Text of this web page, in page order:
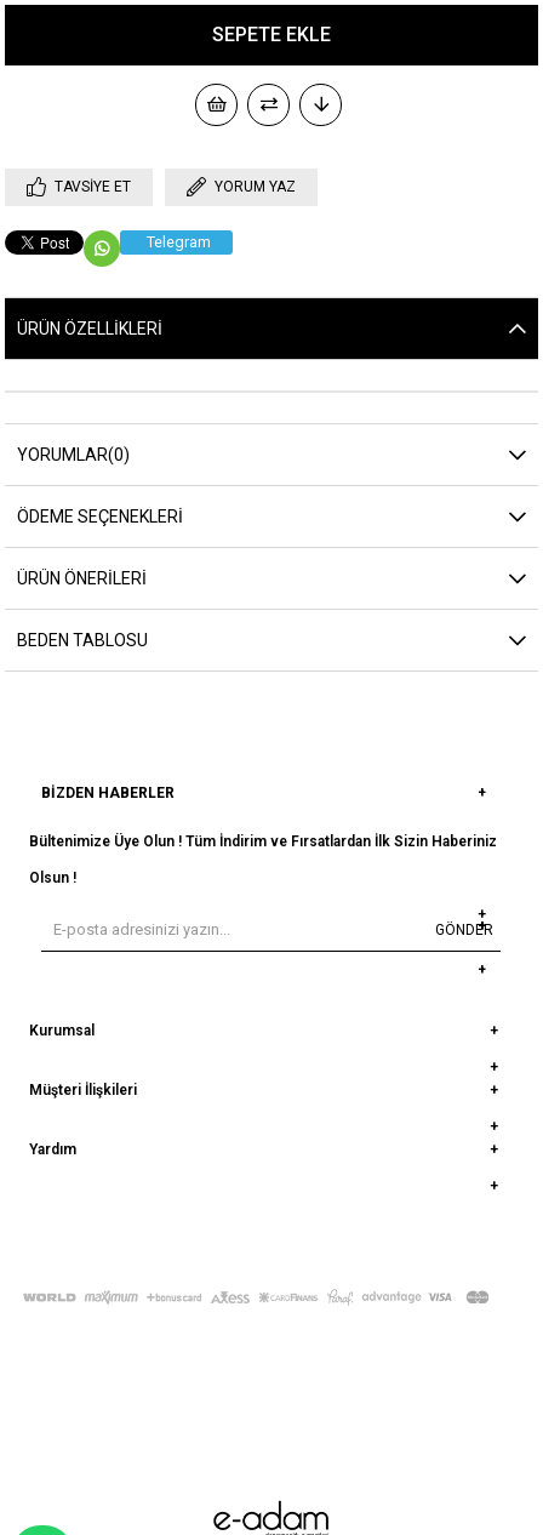
TAVSIYE ET YORUM YAZ
Telegram
ÜRÜN ÖZELLIKLERI
YORUMLAR(0)
ÖDEME SEÇENEKLERI
ÜRÜN ÖNERILERI
BEDEN TABLOSU
BIZDEN HABERLER
Bültenimize Üye Olun ! Tüm İndirim ve Fırsatlardan İlk Sizin Haberiniz
Olsun !
GÖNDER
Kurumsal
Müşteri İlişkileri
Yardım